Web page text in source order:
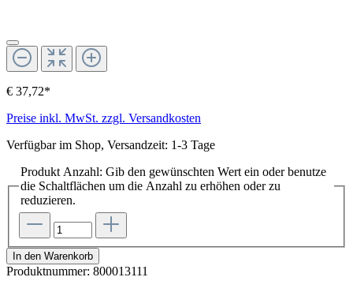
€ 37,72*
Preise inkl. MwSt. zzgl. Versandkosten
Verfügbar im Shop, Versandzeit: 1-3 Tage
Produkt Anzahl: Gib den gewünschten Wert ein oder benutze
die Schaltflächen um die Anzahl zu erhöhen oder zu
reduzieren.
In den Warenkorb
Produktnummer: 800013111